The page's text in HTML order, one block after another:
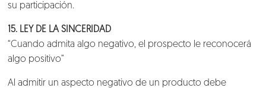
su participación.
15. LEY DE LA SINCERIDAD
“Cuando admita algo negativo, el prospecto le reconocerá
algo positivo”
Al admitir un aspecto negativo de un producto debe